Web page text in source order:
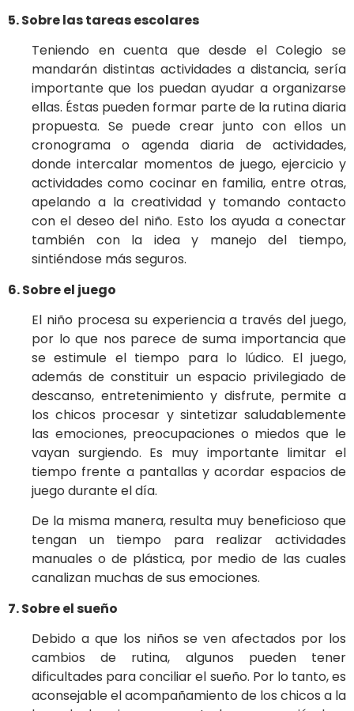
5. Sobre las tareas escolares
Teniendo en cuenta que desde el Colegio se
mandarán distintas actividades a distancia, sería
importante que los puedan ayudar a organizarse
ellas. Éstas pueden formar parte de la rutina diaria
propuesta. Se puede crear junto con ellos un
cronograma o agenda diaria de actividades,
donde intercalar momentos de juego, ejercicio y
actividades como cocinar en familia, entre otras,
apelando a la creatividad y tomando contacto
con el deseo del niño. Esto los ayuda a conectar
también con la idea y manejo del tiempo,
sintiéndose más seguros.
6. Sobre el juego
El niño procesa su experiencia a través del juego,
por lo que nos parece de suma importancia que
se estimule el tiempo para lo lúdico. El juego,
además de constituir un espacio privilegiado de
descanso, entretenimiento y disfrute, permite a
los chicos procesar y sintetizar saludablemente
las emociones, preocupaciones o miedos que le
vayan surgiendo. Es muy importante limitar el
tiempo frente a pantallas y acordar espacios de
juego durante el día.
De la misma manera, resulta muy beneficioso que
tengan un tiempo para realizar actividades
manuales o de plástica, por medio de las cuales
canalizan muchas de sus emociones.
7. Sobre el sueño
Debido a que los niños se ven afectados por los
cambios de rutina, algunos pueden tener
dificultades para conciliar el sueño. Por lo tanto, es
aconsejable el acompañamiento de los chicos a la